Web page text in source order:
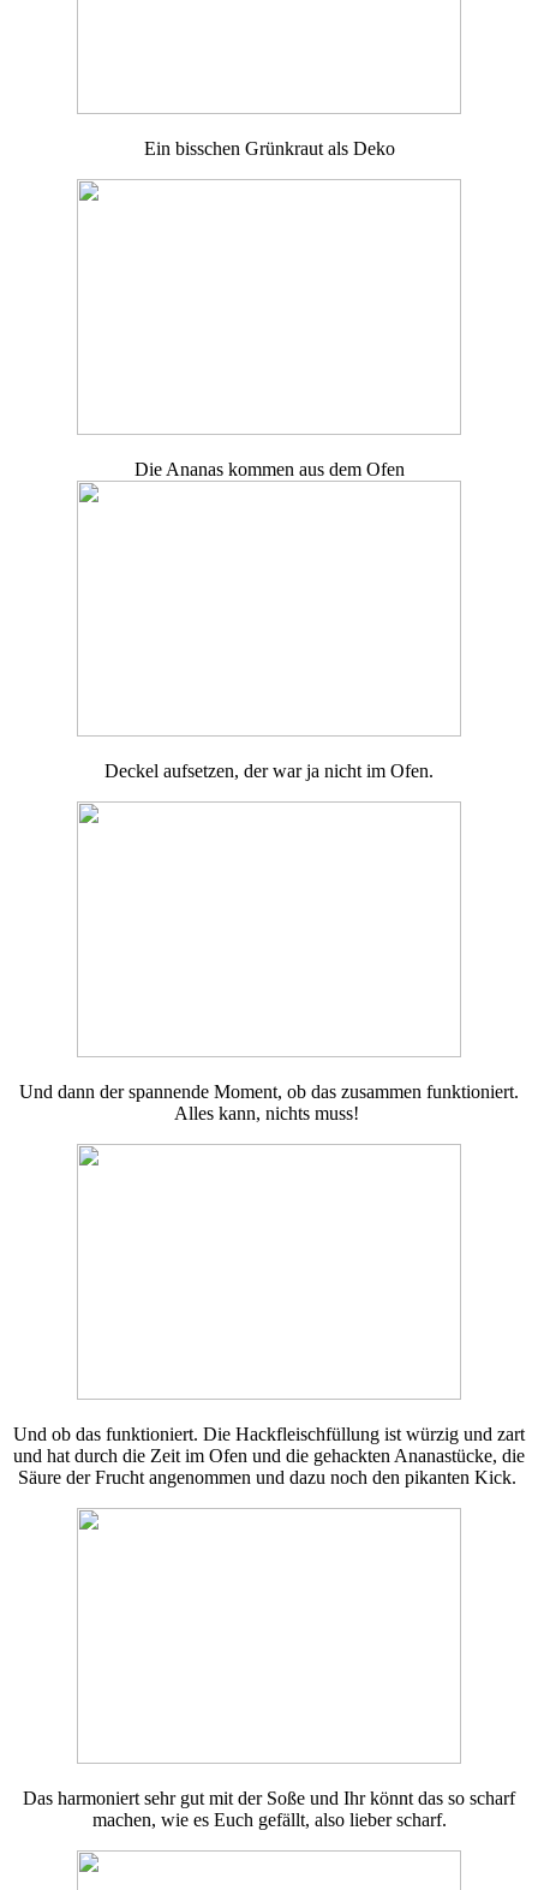
Ein bisschen Grünkraut als Deko
Die Ananas kommen aus dem Ofen
Deckel aufsetzen, der war ja nicht im Ofen.
Und dann der spannende Moment, ob das zusammen funktioniert.
Alles kann, nichts muss!
Und ob das funktioniert. Die Hackfleischfüllung ist würzig und zart
und hat durch die Zeit im Ofen und die gehackten Ananastücke, die
Säure der Frucht angenommen und dazu noch den pikanten Kick.
Das harmoniert sehr gut mit der Soße und Ihr könnt das so scharf
machen, wie es Euch gefällt, also lieber scharf.